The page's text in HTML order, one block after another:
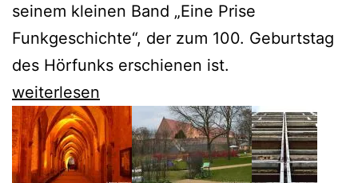
seinem kleinen Band „Eine Prise
Funkgeschichte“, der zum 100. Geburtstag
des Hörfunks erschienen ist.
Rainer
Suckow
feiert
100
weiterlesen